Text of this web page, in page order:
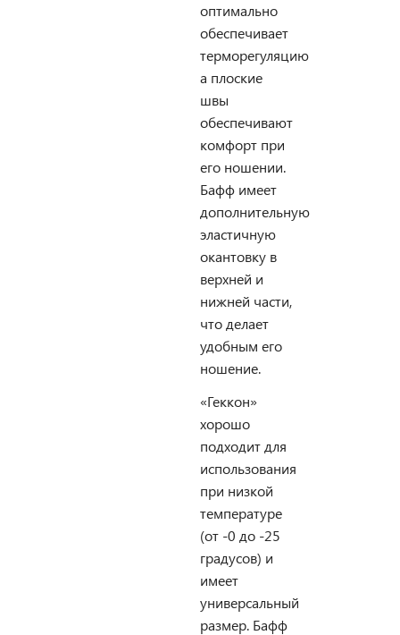
оптимально
обеспечивает
терморегуляцию
а плоские
швы
обеспечивают
комфорт при
его ношении.
Бафф имеет
дополнительную
эластичную
окантовку в
верхней и
нижней части,
что делает
удобным его
ношение.
«Геккон»
хорошо
подходит для
использования
при низкой
температуре
(от -0 до -25
градусов) и
имеет
универсальный
размер. Бафф